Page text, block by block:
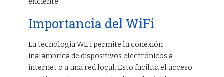
eficiente.
Importancia del WiFi
La tecnología WiFi permite la conexión
inalámbrica de dispositivos electrónicos a
internet o a una red local. Esto facilita el acceso